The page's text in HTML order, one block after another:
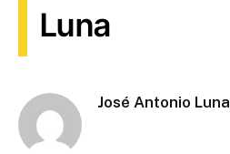
Luna
José Antonio Luna